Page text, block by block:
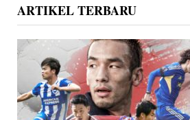
ARTIKEL TERBARU